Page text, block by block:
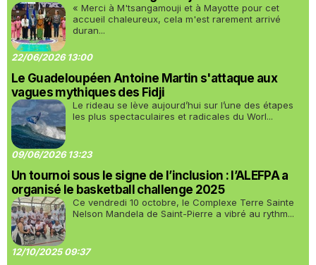
« Merci à M'tsangamouji et à Mayotte pour cet
accueil chaleureux, cela m'est rarement arrivé
duran...
22/06/2026 13:00
Le Guadeloupéen Antoine Martin s'attaque aux
vagues mythiques des Fidji
Le rideau se lève aujourd’hui sur l’une des étapes
les plus spectaculaires et radicales du Worl...
09/06/2026 13:23
Un tournoi sous le signe de l’inclusion : l’ALEFPA a
organisé le basketball challenge 2025
Ce vendredi 10 octobre, le Complexe Terre Sainte
Nelson Mandela de Saint-Pierre a vibré au rythm...
12/10/2025 09:37